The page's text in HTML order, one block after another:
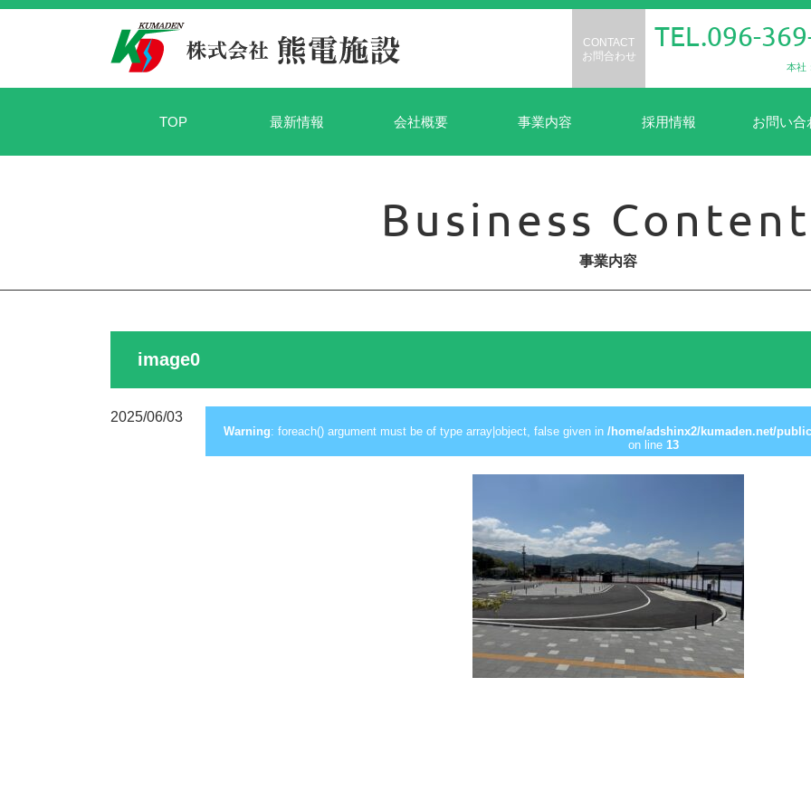
CONTACT
お問合わせ
TEL.096-
本社
TOP 最新情報 会社概要 事業内容 採用情報 お問い合
Business
事業内容
image0
2025/06/03
Warning: foreach() argument must be of type array|object, false given in /home/adshinx2/kumaden.net/
on line 13